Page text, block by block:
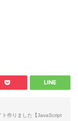
ト作りました【JavaScript